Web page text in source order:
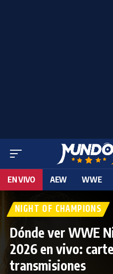
EN VIVO AEW WWE
NIGHT OF CHAMPIONS
Dónde ver WWE
2026 en vivo:
transmisiones